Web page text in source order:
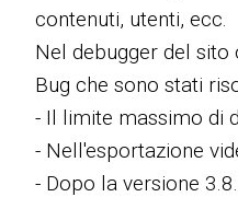
contenuti, utenti, ecc.
Nel debugger del
Bug che sono stati
- Il limite massimo di
- Nell'esportazione
- Dopo la versione